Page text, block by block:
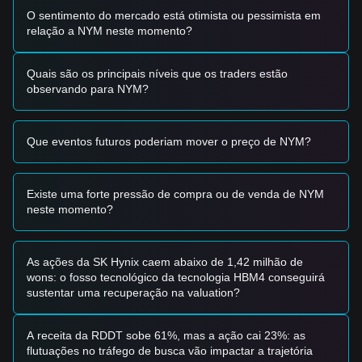
Sinais de Negociação
Zona de Compra Potencial
• Se o preço do NYM se aproximar da faixa de0,0580 $ -
0,0600 $ e mostrar sinais de recuperação com um padrão
de candlestick alcista, pode apresentar uma oportunidade
de compra a curto prazo.
• Se o NYM conseguir romper a resistência de0,0720 $com
início de uma nova tendência de alta.
• Se o preço do NYM cair abaixo do nível de suporte de
0,0585 $, o mercado pode entrar numa fase de correção
mais profunda, potencialmente testando mínimos históricos.
Estratégia de Compra
Investidores Conservadores
• Aguarde até que o preço do NYM recue para o nível de
suporte de0,0585 $e mostre sinais claros de estabilização
antes de entrar em lotes.
• Alternativamente, aguarde uma ruptura confirmada e um
fechamento diário acima do nível de resistência de0,0720 $
antes de seguir a tendência.
Investidores de Tendência
O sentimento do mercado está otimista ou pessimista em
relação a NYM neste momento?
Quais são os principais níveis que os traders estão
observando para NYM?
Que eventos futuros poderiam mover o preço de NYM?
Existe uma forte pressão de compra ou de venda de NYM
neste momento?
As ações da SK Hynix caem abaixo de 1,42 milhão de
wons: o fosso tecnológico da tecnologia HBM4 conseguirá
sustentar uma recuperação na valuation?
A receita da RDDT sobe 61%, mas a ação cai 23%: as
flutuações no tráfego de busca vão impactar a trajetória